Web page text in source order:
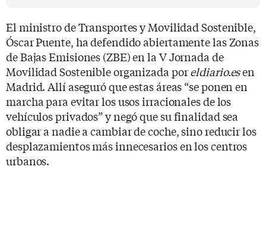
El ministro de Transportes y Movilidad Sostenible,
Óscar Puente, ha defendido abiertamente las Zonas
de Bajas Emisiones (ZBE) en la V Jornada de
Movilidad Sostenible organizada poreldiario.esen
Madrid. Allí aseguró que estas áreas “se ponen en
marcha para evitar los usos irracionales de los
vehículos privados” y negó que su finalidad sea
obligar a nadie a cambiar de coche, sino reducir los
desplazamientos más innecesarios en los centros
urbanos.